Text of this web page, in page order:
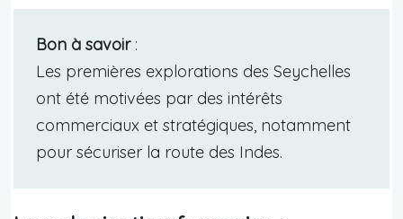
Bon à savoir:
Les premières explorations des Seychelles
ont été motivées par des intérêts
commerciaux et stratégiques, notamment
pour sécuriser la route des Indes.